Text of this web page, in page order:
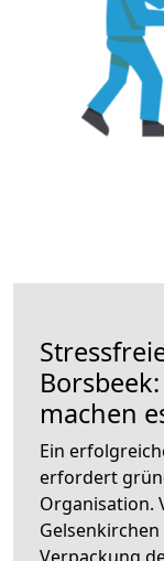
machen
Ein
erfordert
Organisation.